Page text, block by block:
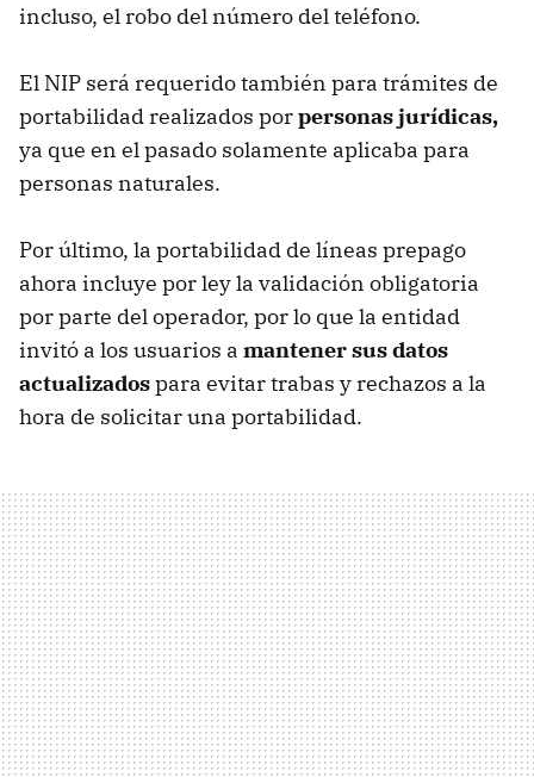
incluso, el robo del número del teléfono.
El NIP será requerido también para trámites de
portabilidad realizados porpersonas jurídicas,
ya que en el pasado solamente aplicaba para
personas naturales.
Por último, la portabilidad de líneas prepago
ahora incluye por ley la validación obligatoria
por parte del operador, por lo que la entidad
invitó a los usuarios a mantener sus datos
actualizadospara evitar trabas y rechazos a la
hora de solicitar una portabilidad.